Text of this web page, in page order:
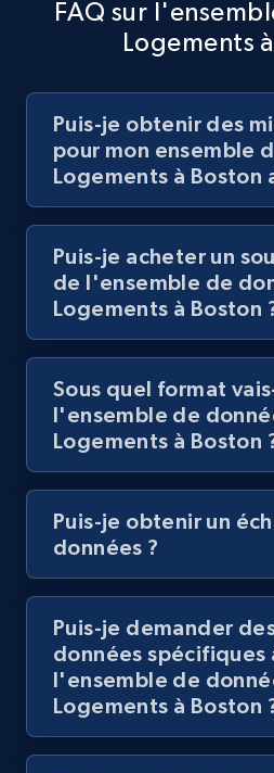
locatifs négatifs et positifs, et
d'investir dans cette direction en
de données immobilières.
Acheter
FAQ sur
Logements
Puis-je obtenir des
pour mon ensemble
Logements à Boston
Puis-je acheter un
de l'ensemble de
Logements à Boston
Sous quel format
l'ensemble de
Logements à Boston
Puis-je obtenir un
données ?
Puis-je demander
données spécifiques
l'ensemble de
Logements à Boston